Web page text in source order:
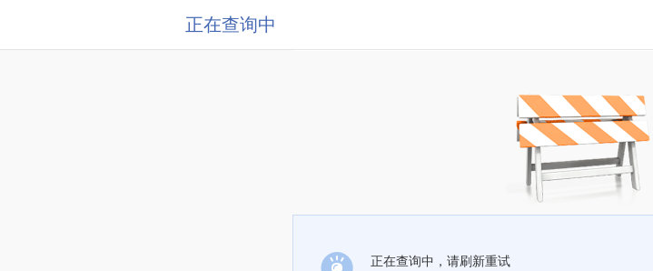
正在查询中
正在查询中，请刷新重试